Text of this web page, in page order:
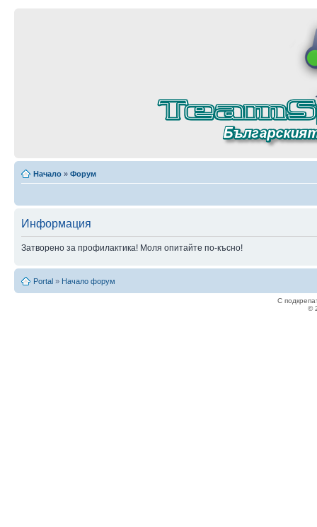
Начало » Форум
Информация
Затворено за профилактика! Моля опитайте по-късно!
Portal » Начало форум
С
©